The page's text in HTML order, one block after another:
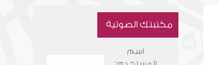
مكتبتك الصوتية
اسم